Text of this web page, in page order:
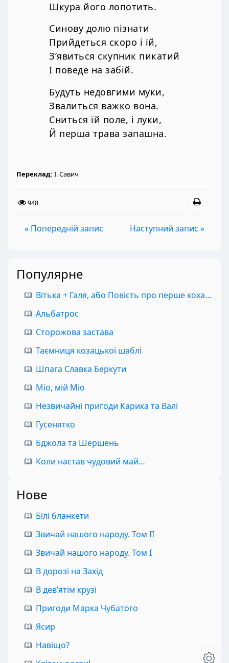
Шкура його лопотить.
Синову долю пізнати
Прийдеться скоро і їй,
З’явиться скупник пикатий
І поведе на забій.
Будуть недовгими муки,
Звалиться важко вона.
Сниться їй поле, і луки,
Й перша трава запашна.
Переклад: І. Савич
948
« Попередній запис Наступний запис »
Популярне
Вітька + Галя, або Повість про перше кохання
Альбатрос
Сторожова застава
Таємниця козацької шаблі
Шпага Славка Беркути
Міо, мій Міо
Незвичайні пригоди Карика та Валі
Гусенятко
Бджола та Шершень
Коли настав чудовий май…
Нове
Білі бланкети
Звичай нашого народу. Том II
Звичай нашого народу. Том I
В дорозі на Захід
В дев’ятім крузі
Пригоди Марка Чубатого
Ясир
Навіщо?